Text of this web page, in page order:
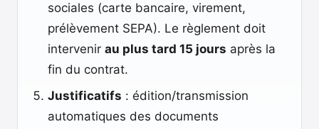
sociales (carte bancaire, virement,
prélèvement SEPA). Le règlement doit
intervenir au plus tard 15 jours après la
fin du contrat.
Justificatifs : édition/transmission
automatiques des documents